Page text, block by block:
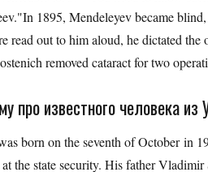
1895, Mendeleyev became
read out to him aloud, he dictated
removed cataract for two
про известного человека из
born on the seventh of October in
the state security. His father